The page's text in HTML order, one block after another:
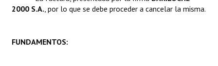
Digesto
2000 S.A., por lo que se debe proceder a cancelar la misma.
FUNDAMENTOS: